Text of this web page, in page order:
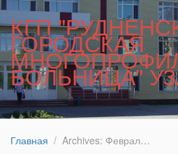
КГП
ГОРОДСКАЯ
БОЛЬНИЦА"
Главная Archives: Февраль 2023